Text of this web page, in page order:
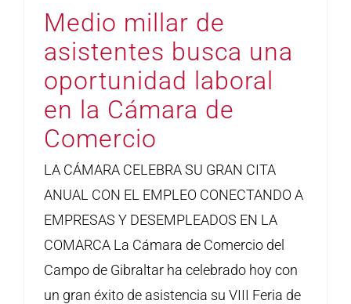
Medio millar de
asistentes busca una
oportunidad laboral
en la Cámara de
Comercio
LA CÁMARA CELEBRA SU GRAN CITA
ANUAL CON EL EMPLEO CONECTANDO A
EMPRESAS Y DESEMPLEADOS EN LA
COMARCA La Cámara de Comercio del
Campo de Gibraltar ha celebrado hoy con
un gran éxito de asistencia su VIII Feria de